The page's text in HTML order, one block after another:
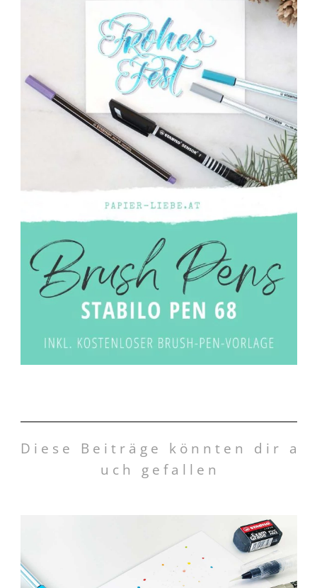
D i e s e B e i t r ä g e k ö n n t e n d i r a
u c h g e f a l l e n